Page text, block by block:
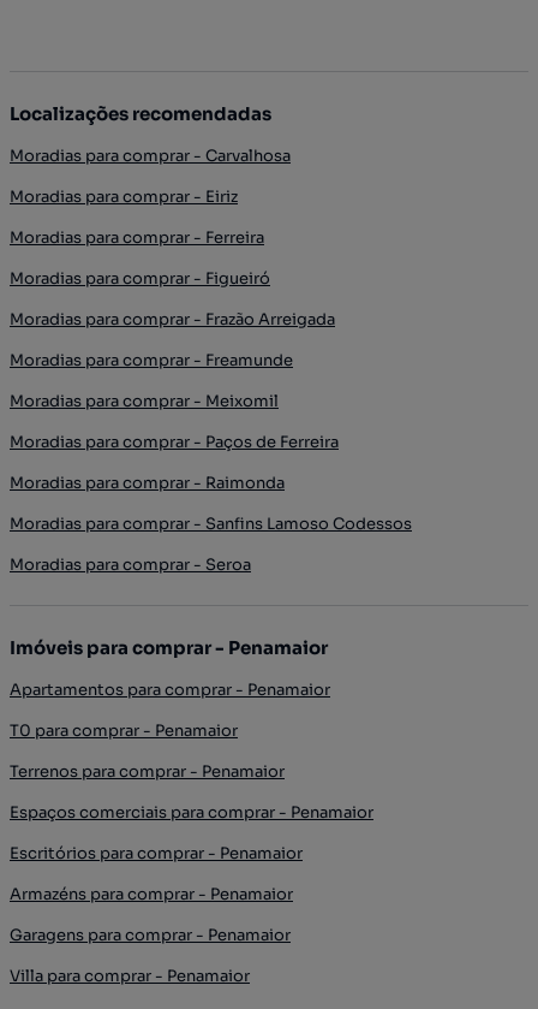
Localizações recomendadas
Moradias para comprar - Carvalhosa
Moradias para comprar - Eiriz
Moradias para comprar - Ferreira
Moradias para comprar - Figueiró
Moradias para comprar - Frazão Arreigada
Moradias para comprar - Freamunde
Moradias para comprar - Meixomil
Moradias para comprar - Paços de Ferreira
Moradias para comprar - Raimonda
Moradias para comprar - Sanfins Lamoso Codessos
Moradias para comprar - Seroa
Imóveis para comprar - Penamaior
Apartamentos para comprar - Penamaior
T0 para comprar - Penamaior
Terrenos para comprar - Penamaior
Espaços comerciais para comprar - Penamaior
Escritórios para comprar - Penamaior
Armazéns para comprar - Penamaior
Garagens para comprar - Penamaior
Villa para comprar - Penamaior